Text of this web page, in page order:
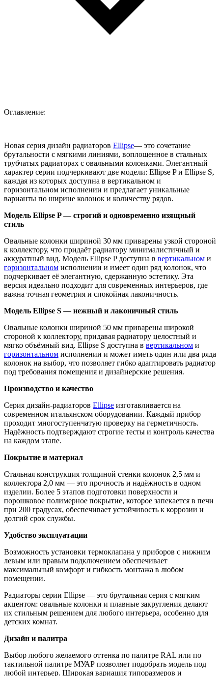
Оглавление:
Новая серия дизайн радиаторов Ellipse— это сочетание
брутальности с мягкими линиями, воплощенное в стальных
трубчатых радиаторах с овальными колонками. Элегантный
характер серии подчеркивают две модели: Ellipse P и Ellipse S,
каждая из которых доступна в вертикальном и
горизонтальном исполнении и предлагает уникальные
варианты по ширине колонок и количеству рядов.
Модель Ellipse P — строгий и одновременно изящный
стиль
Овальные колонки шириной 30 мм приварены узкой стороной
к коллектору, что придаёт радиатору минималистичный и
аккуратный вид. Модель Ellipse P доступна в вертикальном и
горизонтальном исполнении и имеет один ряд колонок, что
подчеркивает её элегантную, сдержанную эстетику. Эта
версия идеально подходит для современных интерьеров, где
важна точная геометрия и спокойная лаконичность.
Модель Ellipse S — нежный и лаконичный стиль
Овальные колонки шириной 50 мм приварены широкой
стороной к коллектору, придавая радиатору целостный и
мягко объёмный вид. Ellipse S доступна в вертикальном и
горизонтальном исполнении и может иметь один или два ряда
колонок на выбор, что позволяет гибко адаптировать радиатор
под требования помещения и дизайнерские решения.
Производство и качество
Серия дизайн-радиаторов Ellipse изготавливается на
современном итальянском оборудовании. Каждый прибор
проходит многоступенчатую проверку на герметичность.
Надёжность подтверждают строгие тесты и контроль качества
на каждом этапе.
Покрытие и материал
Стальная конструкция толщиной стенки колонок 2,5 мм и
коллектора 2,0 мм — это прочность и надёжность в одном
изделии. Более 5 этапов подготовки поверхности и
порошковое полимерное покрытие, которое запекается в печи
при 200 градусах, обеспечивает устойчивость к коррозии и
долгий срок службы.
Удобство эксплуатации
Возможность установки термоклапана у приборов с нижним
левым или правым подключением обеспечивает
максимальный комфорт и гибкость монтажа в любом
помещении.
Радиаторы серии Ellipse — это брутальная серия с мягким
акцентом: овальные колонки и плавные закругления делают
их стильным решением для любого интерьера, особенно для
детских комнат.
Дизайн и палитра
Выбор любого желаемого оттенка по палитре RAL или по
тактильной палитре МУАР позволяет подобрать модель под
любой интерьер. Широкая вариация типоразмеров и